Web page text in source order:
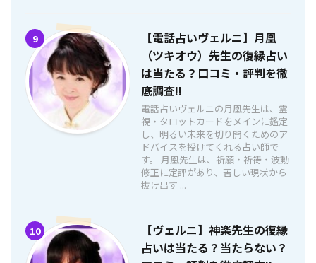
9
【電話占いヴェルニ】月凰
（ツキオウ）先生の復縁占い
は当たる？口コミ・評判を徹
底調査!!
電話占いヴェルニの月凰先生は、霊
視・タロットカードをメインに鑑定
し、明るい未来を切り開くためのア
ドバイスを授けてくれる占い師で
す。 月凰先生は、祈願・祈祷・波動
修正に定評があり、苦しい現状から
抜け出す ...
10
【ヴェルニ】神楽先生の復縁
占いは当たる？当たらない？